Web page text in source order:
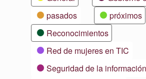
pasados
próximos
Reconocimientos
Red de mujeres en TIC
Seguridad de la información